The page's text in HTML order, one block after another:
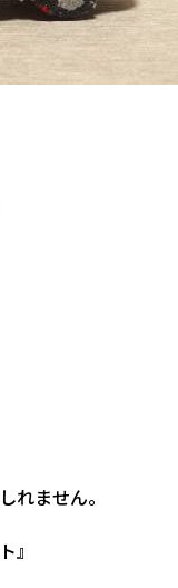
れません。
』